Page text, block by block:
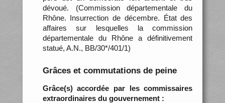
dévoué. (Commission départementale du
Rhône. Insurrection de décembre. État des
affaires sur lesquelles la commission
départementale du Rhône a définitivement
statué, A.N., BB/30*/401/1)
Grâces et commutations de peine
Grâce(s) accordée par les commissaires
extraordinaires du gouvernement :